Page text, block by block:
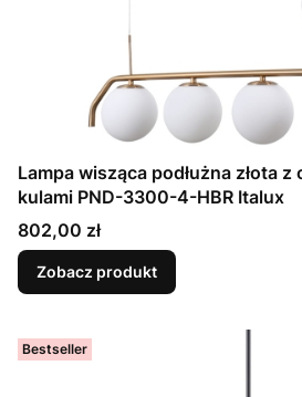
Lampa wisząca podłużna złota
kulami PND-3300-4-HBR Italux
Cena
802,00 zł
Zobacz produkt
Bestseller